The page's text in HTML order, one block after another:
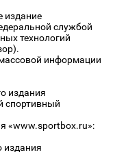
издание
службой
технологий
информации
издания
спортивный
«www.sportbox.ru»:
издания